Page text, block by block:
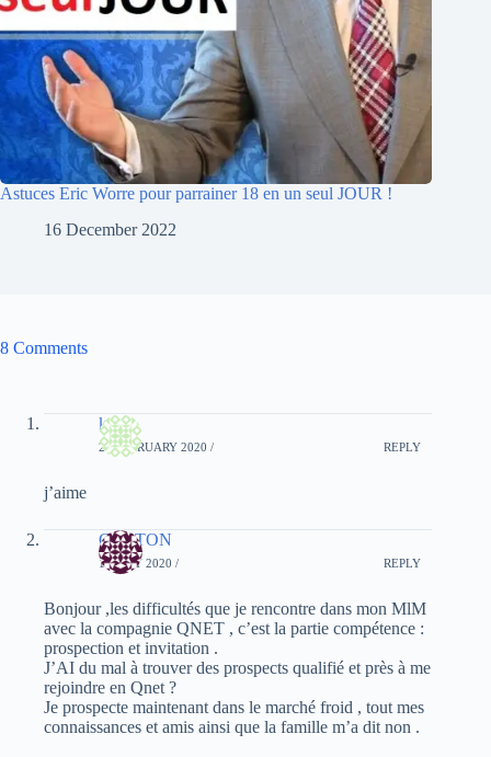
Astuces Eric Worre pour parrainer 18 en un seul JOUR !
16 December 2022
8 Comments
kra
28 FEBRUARY 2020 / REPLY
j’aime
GASTON
17 MAY 2020 / REPLY
Bonjour ,les difficultés que je rencontre dans mon MlM
avec la compagnie QNET , c’est la partie compétence :
prospection et invitation .
J’AI du mal à trouver des prospects qualifié et près à me
rejoindre en Qnet ?
Je prospecte maintenant dans le marché froid , tout mes
connaissances et amis ainsi que la famille m’a dit non .